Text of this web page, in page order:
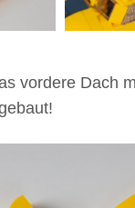
vordere Dach